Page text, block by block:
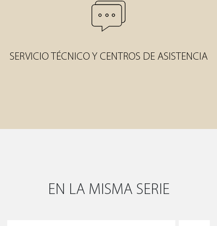
SERVICIO TÉCNICO Y CENTROS DE ASISTENCIA
EN LA MISMA SERIE